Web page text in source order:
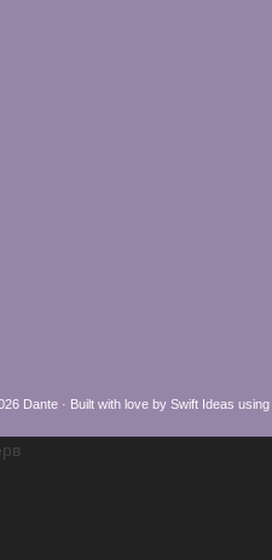
Dante · Built with love by Swift Ideas using